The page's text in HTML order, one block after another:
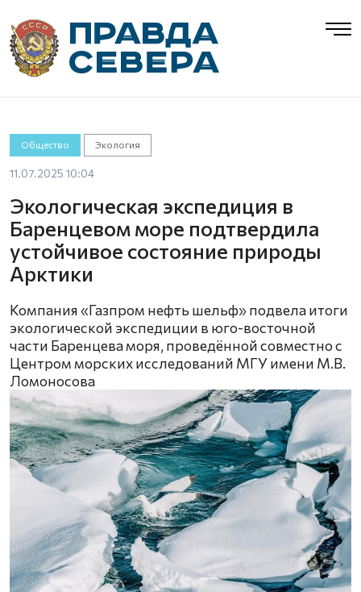
Общество Экология
11.07.2025 10:04
Экологическая экспедиция в
Баренцевом море подтвердила
устойчивое состояние природы
Арктики
Компания «Газпром нефть шельф» подвела итоги
экологической экспедиции в юго-восточной
части Баренцева моря, проведённой совместно с
Центром морских исследований МГУ имени М.В.
Ломоносова